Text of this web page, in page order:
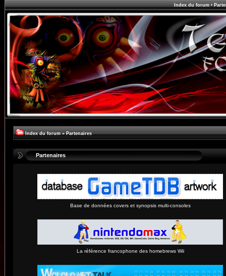
Index du forum•
Index du forum » Partenaires
Partenaires
Base de données covers et synopsis multi-consoles
La référence francophone des homebrews Wii